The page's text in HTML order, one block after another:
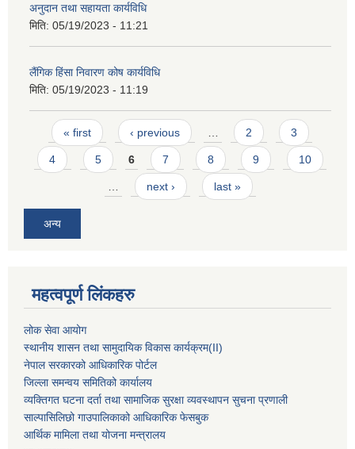
अनुदान तथा सहायता कार्यविधि
मिति: 05/19/2023 - 11:21
लैंगिक हिंसा निवारण कोष कार्यविधि
मिति: 05/19/2023 - 11:19
Pages
« first ‹ previous … 2 3
4 5 6 7 8 9 10
… next › last »
अन्य
महत्वपूर्ण लिंकहरु
लोक सेवा आयोग
स्थानीय शासन तथा सामुदायिक विकास कार्यक्रम(II)
नेपाल सरकारको आधिकारिक पोर्टल
जिल्ला समन्वय समितिको कार्यालय
व्यक्तिगत घटना दर्ता तथा सामाजिक सुरक्षा व्यवस्थापन सुचना प्रणाली
साल्पासिलिछो गाउपालिकाको आधिकारिक फेसबुक
आर्थिक मामिला तथा योजना मन्त्रालय